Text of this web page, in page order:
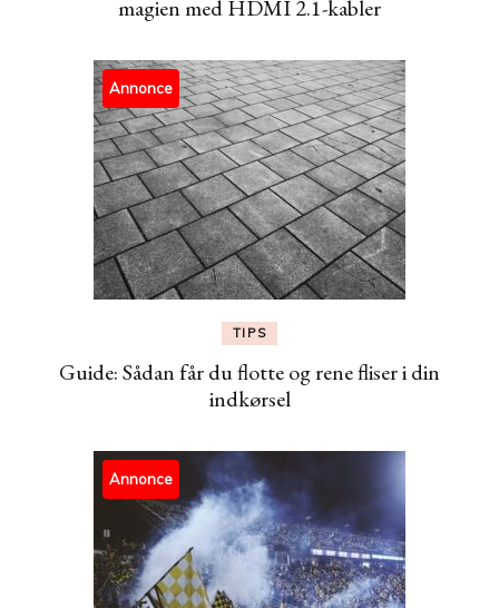
magien med HDMI 2.1-kabler
Annonce
TIPS
Guide: Sådan får du flotte og rene fliser i din
indkørsel
Annonce